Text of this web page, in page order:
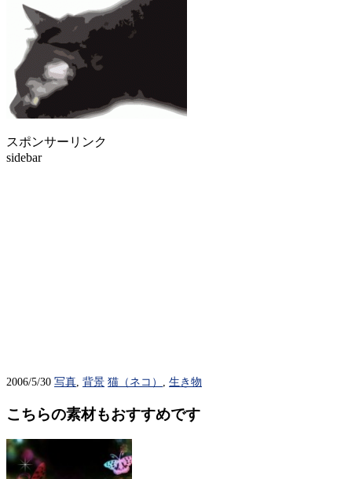
スポンサーリンク
sidebar
2006/5/30 写真 背景 猫（ネコ） 生き物
こちらの素材もおすすめです